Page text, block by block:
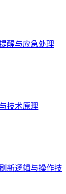
醒与应急处理
技术原理
新逻辑与操作技